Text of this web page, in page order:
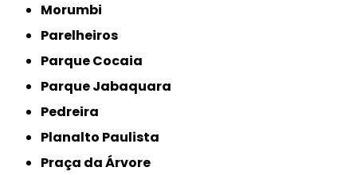
Morumbi
Parelheiros
Parque Cocaia
Parque Jabaquara
Pedreira
Planalto Paulista
Praça da Árvore